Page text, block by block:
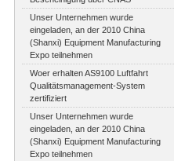
Unser Unternehmen wurde
eingeladen, an der 2010 China
(Shanxi) Equipment Manufacturing
Expo teilnehmen
Woer erhalten AS9100 Luftfahrt
Qualitätsmanagement-System
zertifiziert
Unser Unternehmen wurde
eingeladen, an der 2010 China
(Shanxi) Equipment Manufacturing
Expo teilnehmen